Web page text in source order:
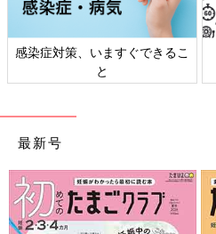
感染症対策、いますぐできるこ
と
最新号